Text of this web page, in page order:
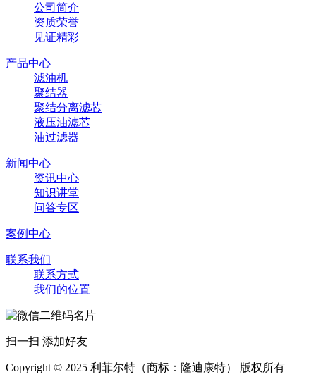
公司简介
资质荣誉
见证精彩
产品中心
滤油机
聚结器
聚结分离滤芯
液压油滤芯
油过滤器
新闻中心
资讯中心
知识讲堂
问答专区
案例中心
联系我们
联系方式
我们的位置
扫一扫 添加好友
Copyright © 2025 利菲尔特（商标：隆迪康特） 版权所有